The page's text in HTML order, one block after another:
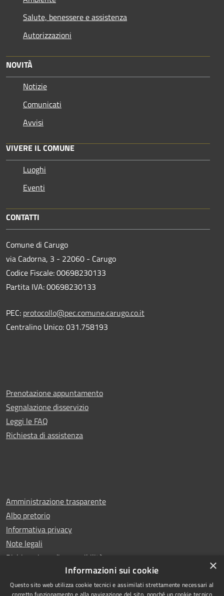
Salute, benessere e assistenza
Autorizzazioni
NOVITÀ
Notizie
Comunicati
Avvisi
VIVERE IL COMUNE
Luoghi
Eventi
CONTATTI
Comune di Carugo
via Cadorna, 3 - 22060 - Carugo
Codice Fiscale: 00698230133
Partita IVA: 00698230133
PEC: protocollo@pec.comune.carugo.co.it
Centralino Unico: 031.758193
Prenotazione appuntamento
Segnalazione disservizio
Leggi le FAQ
Richiesta di assistenza
Amministrazione trasparente
Albo pretorio
Informativa privacy
Note legali
Dichiarazione di accessibilità
×
Informazioni sui cookie
Questo sito web utilizza cookie tecnici e assimilati strettamente necessari al